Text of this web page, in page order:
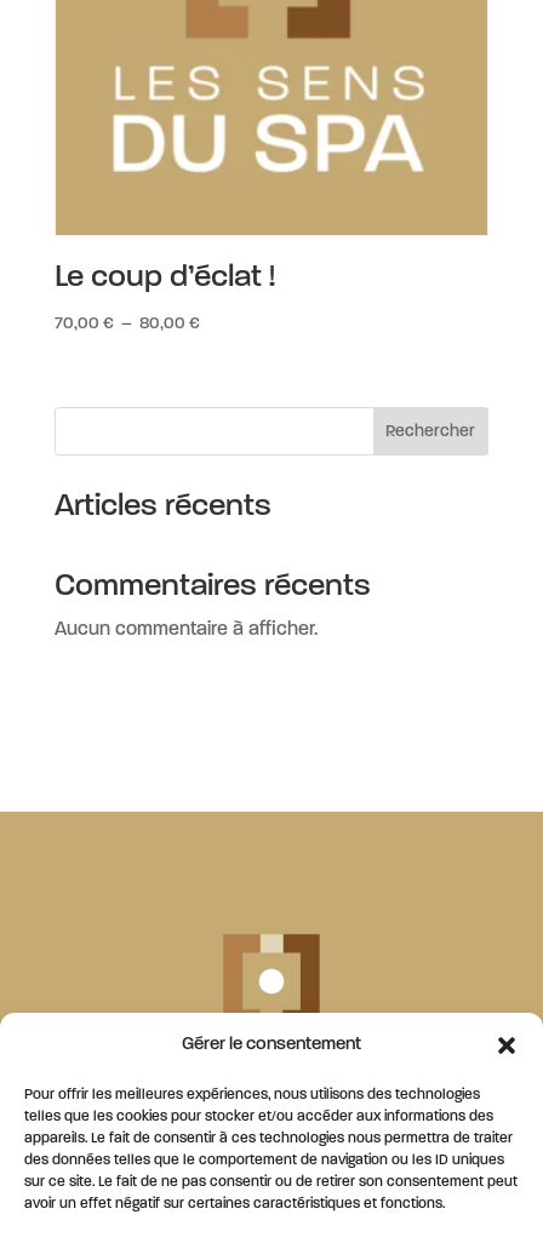
Gérer le consentement
Pour offrir les meilleures expériences, nous utilisons des technologies
telles que les cookies pour stocker et/ou accéder aux informations des
appareils. Le fait de consentir à ces technologies nous permettra de traiter
des données telles que le comportement de navigation ou les ID uniques
sur ce site. Le fait de ne pas consentir ou de retirer son consentement peut
avoir un effet négatif sur certaines caractéristiques et fonctions.
Le coup d’éclat !
70,00 € – 80,00 €Plage
70,00 €
Rechercher
Articles récents
Commentaires récents
Aucun commentaire à afficher.
05 63 43 63 70/06 25 78 54 47
Ouvert le lundi de 14h à 19h
et du mardi au samedi de 10h à 19h